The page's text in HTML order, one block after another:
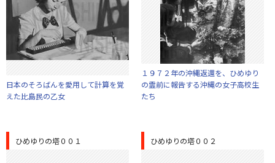
日本のそろばんを愛用して計算を覚
えた比島民の乙女
１９７２年の沖縄返還を、ひめゆり
の霊前に報告する沖縄の女子高校生
たち
ひめゆりの塔００１ ひめゆりの塔００２